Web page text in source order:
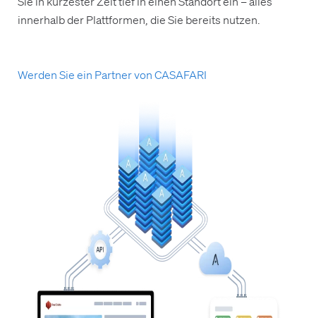
innerhalb der Plattformen, die Sie bereits nutzen.
Werden Sie ein Partner von CASAFARI